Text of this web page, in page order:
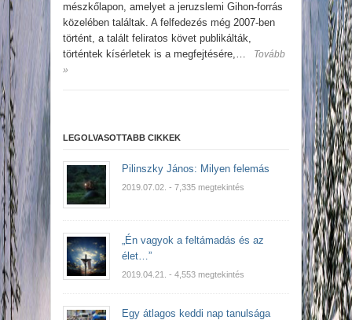
mészkőlapon, amelyet a jeruzslemi Gihon-forrás
közelében találtak. A felfedezés még 2007-ben
történt, a talált feliratos követ publikálták,
történtek kísérletek is a megfejtésére,…
Tovább
»
LEGOLVASOTTABB CIKKEK
Pilinszky János: Milyen felemás
2019.07.02. - 7,335 megtekintés
„Én vagyok a feltámadás és az
élet…”
2019.04.21. - 4,553 megtekintés
Egy átlagos keddi nap tanulsága